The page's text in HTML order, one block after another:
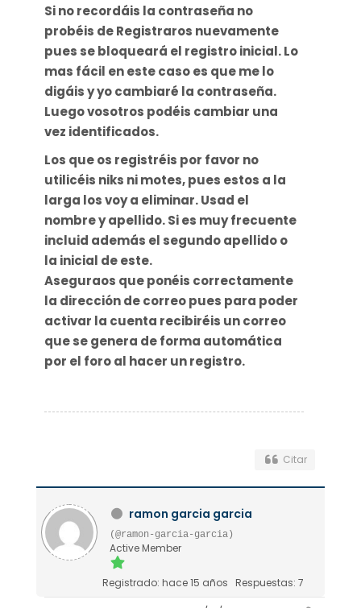
Si no recordáis la contraseña no
probéis de Registraros nuevamente
pues se bloqueará el registro inicial. Lo
mas fácil en este caso es que me lo
digáis y yo cambiaré la contraseña.
Luego vosotros podéis cambiar una
vez identificados.
Los que os registréis por favor no
utilicéis niks ni motes, pues estos a la
larga los voy a eliminar. Usad el
nombre y apellido. Si es muy frecuente
incluid además el segundo apellido o
la inicial de este.
Aseguraos que ponéis correctamente
la dirección de correo pues para poder
activar la cuenta recibiréis un correo
que se genera de forma automática
por el foro al hacer un registro.
Citar
ramon garcia garcia
(@ramon-garcia-garcia)
Active Member
Registrado: hace 15 años Respuestas: 7